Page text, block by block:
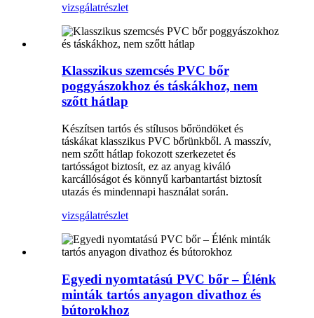
vizsgálatrészlet
Klasszikus szemcsés PVC bőr
poggyászokhoz és táskákhoz, nem
szőtt hátlap
Készítsen tartós és stílusos bőröndöket és
táskákat klasszikus PVC bőrünkből. A masszív,
nem szőtt hátlap fokozott szerkezetet és
tartósságot biztosít, ez az anyag kiváló
karcállóságot és könnyű karbantartást biztosít
utazás és mindennapi használat során.
vizsgálatrészlet
Egyedi nyomtatású PVC bőr – Élénk
minták tartós anyagon divathoz és
bútorokhoz